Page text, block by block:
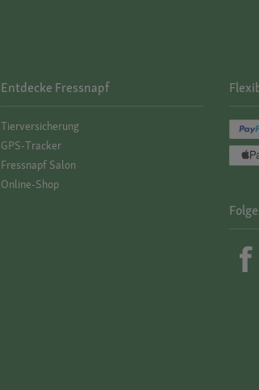
Entdecke Fressnapf
Tierversicherung
GPS-Tracker
Fressnapf Salon
Online-Shop